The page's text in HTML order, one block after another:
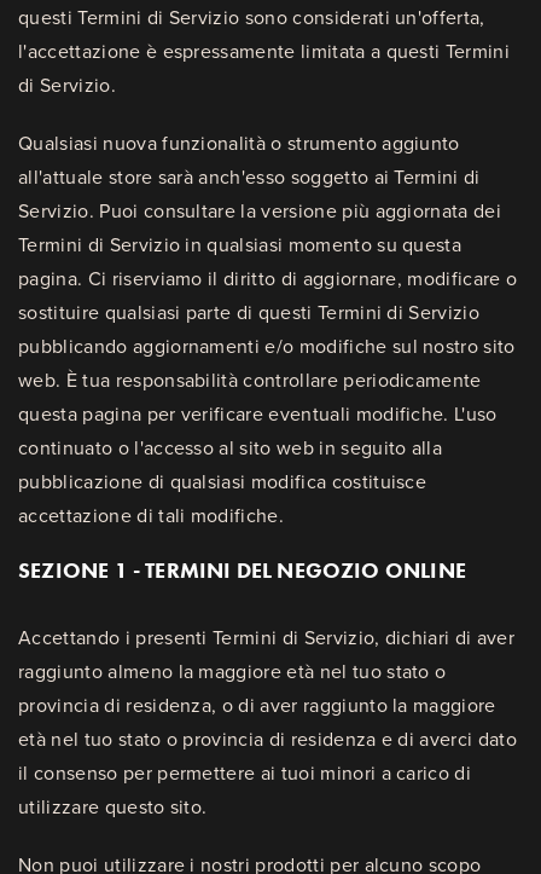
questi Termini di Servizio sono considerati un'offerta,
l'accettazione è espressamente limitata a questi Termini
di Servizio.
Qualsiasi nuova funzionalità o strumento aggiunto
all'attuale store sarà anch'esso soggetto ai Termini di
Servizio. Puoi consultare la versione più aggiornata dei
Termini di Servizio in qualsiasi momento su questa
pagina. Ci riserviamo il diritto di aggiornare, modificare o
sostituire qualsiasi parte di questi Termini di Servizio
pubblicando aggiornamenti e/o modifiche sul nostro sito
web. È tua responsabilità controllare periodicamente
questa pagina per verificare eventuali modifiche. L'uso
continuato o l'accesso al sito web in seguito alla
pubblicazione di qualsiasi modifica costituisce
accettazione di tali modifiche.
SEZIONE 1 - TERMINI DEL NEGOZIO ONLINE
Accettando i presenti Termini di Servizio, dichiari di aver
raggiunto almeno la maggiore età nel tuo stato o
provincia di residenza, o di aver raggiunto la maggiore
età nel tuo stato o provincia di residenza e di averci dato
il consenso per permettere ai tuoi minori a carico di
utilizzare questo sito.
Non puoi utilizzare i nostri prodotti per alcuno scopo